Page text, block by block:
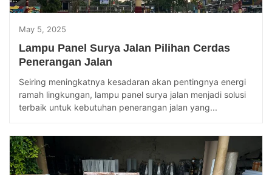
May 5, 2025
Lampu Panel Surya Jalan Pilihan Cerdas
Penerangan Jalan
Seiring meningkatnya kesadaran akan pentingnya energi
ramah lingkungan, lampu panel surya jalan menjadi solusi
terbaik untuk kebutuhan penerangan jalan yang...